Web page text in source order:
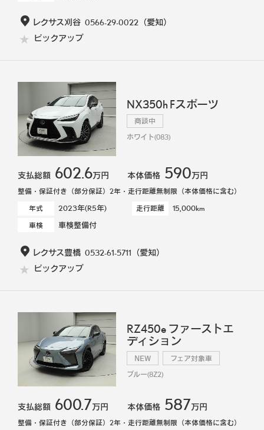
レクサス刈谷 0566-29-0022 （愛知）
ピックアップ
NX350h Fスポーツ
商談中
ホワイト(083)
支払総額 602.6万円 本体価格 590万円
整備・保証付き（部分保証）2年・走行距離無制限（本体価格に含む）
年式
2023年(R5年) 走行距離 15,000km
車検 車検整備付
レクサス豊橋 0532-61-5711 （愛知）
ピックアップ
RZ450e ファーストエ
ディション
NEW フェア対象車
ブルー(8Z2)
支払総額 600.7万円 本体価格 587万円
整備・保証付き（部分保証）2年・走行距離無制限（本体価格に含む）